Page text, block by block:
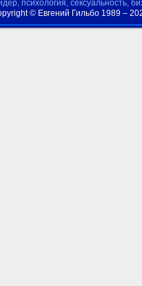
психология, сексуальность,
© Евгений Гильбо 1989 –